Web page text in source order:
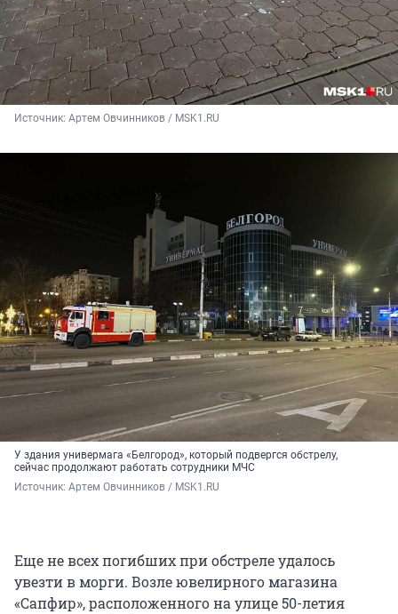
Источник: Артем Овчинников / MSK1.RU
У здания универмага «Белгород», который подвергся обстрелу,
сейчас продолжают работать сотрудники МЧС
Источник: Артем Овчинников / MSK1.RU
Еще не всех погибших при обстреле удалось
увезти в морги. Возле ювелирного магазина
«Сапфир», расположенного на улице 50-летия